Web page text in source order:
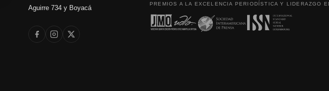
Aguirre 734 y Boyacá
PREMIOS A LA EXCELENCIA PERIODÍSTICA Y LIDERAZGO